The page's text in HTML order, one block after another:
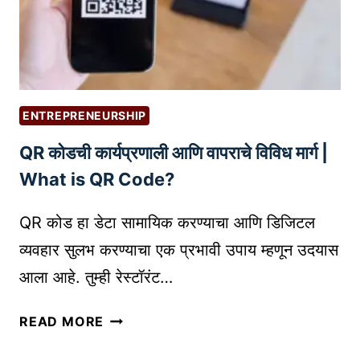
F
W
R
T
I
G
P
O
U
क
ची
प
हि
ली
पा
री
S
T
R
ENTREPRENEURSHIP
QR कोडची कार्यप्रणाली आणि वापराचे विविध मार्ग |
What is QR Code?
QR कोड हा डेटा सामायिक करण्याचा आणि डिजिटल
व्यवहार सुलभ करण्याचा एक प्रभावी उपाय म्हणून उदयास
आला आहे. तुम्ही रेस्टॉरंट…
READ MORE Q